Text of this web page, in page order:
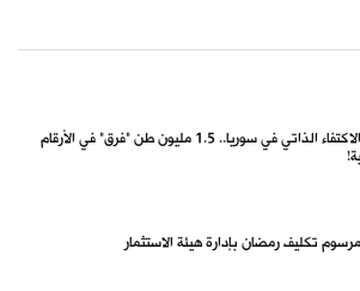
القمح والاكتفاء الذاتي في سوريا.. 1.5 مليون طن "فرق" في الأرقام
مرسوم تكليف رمضان بإدارة هيئة الاستثمار